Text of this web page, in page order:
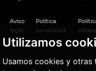
Utilizamos
Usamos cookies y otras
Aviso
legal
Política
privacidad